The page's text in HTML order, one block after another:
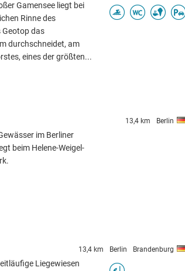
Gamensee liegt bei
Rinne des
Geotop das
durchschneidet, am
eines der größten...
13,4 km Berlin
im Berliner
beim Helene-Weigel-
13,4 km Berlin Brandenburg
Liegewiesen